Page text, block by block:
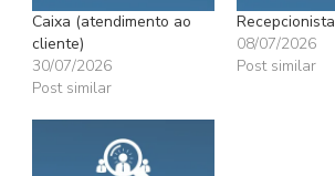
Caixa (atendimento ao
cliente)
30/07/2026
Post similar
Recepcionista
08/07/2026
Post similar